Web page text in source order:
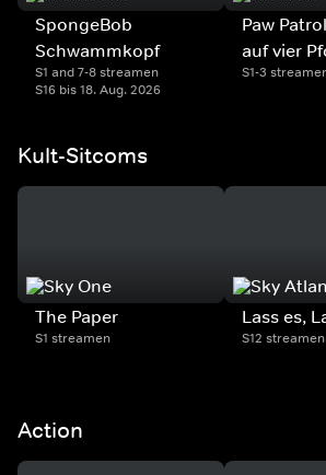
SpongeBob
Schwammkopf
S1 and 7-8 streamen
S16 bis 18. Aug. 2026
Paw
auf vier
S1-3
Kult-Sitcoms
The Paper
S1 streamen
Lass es,
S12 streamen
Action